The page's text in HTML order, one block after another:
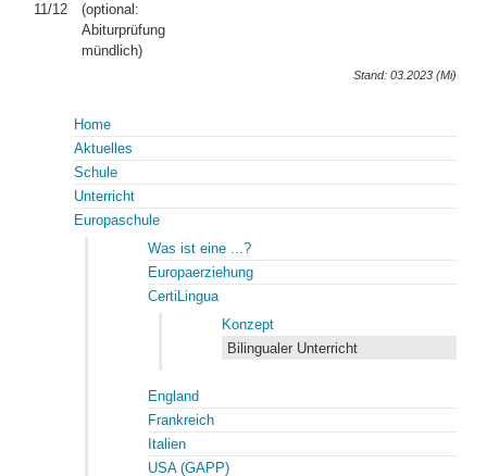
11/12
(optional:
Abiturprüfung
mündlich)
Stand: 03.2023 (Mi)
Home
Aktuelles
Schule
Unterricht
Europaschule
Was ist eine ...?
Europaerziehung
CertiLingua
Konzept
Bilingualer Unterricht
England
Frankreich
Italien
USA (GAPP)